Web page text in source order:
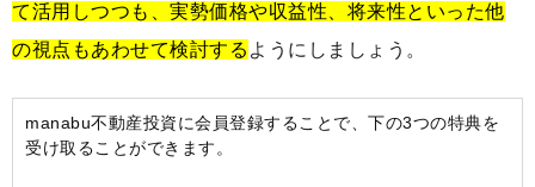
て活用しつつも、実勢価格や収益性、将来性といった他
の視点もあわせて検討する ようにしましょう。
manabu不動産投資に会員登録することで、下の3つの特典を
受け取ることができます。